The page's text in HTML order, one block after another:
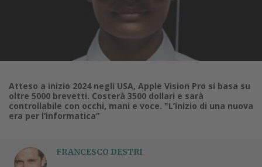
Atteso a inizio 2024 negli USA, Apple Vision Pro si basa su
oltre 5000 brevetti. Costerà 3500 dollari e sarà
controllabile con occhi, mani e voce. "L’inizio di una nuova
era per l’informatica”
FRANCESCO DESTRI